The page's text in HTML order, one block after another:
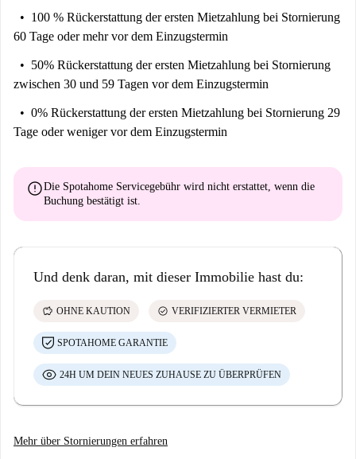
100 % Rückerstattung der ersten Mietzahlung bei Stornierung
60 Tage oder mehr vor dem Einzugstermin
50% Rückerstattung der ersten Mietzahlung bei Stornierung
zwischen 30 und 59 Tagen vor dem Einzugstermin
0% Rückerstattung der ersten Mietzahlung bei Stornierung 29
Tage oder weniger vor dem Einzugstermin
errorDie Spotahome Servicegebühr wird nicht erstattet, wenn die
Buchung bestätigt ist.
Und denk daran, mit dieser Immobilie hast du:
savings OHNE KAUTION check_circle VERIFIZIERTER VERMIETER
SPOTAHOME GARANTIE
24H UM DEIN NEUES ZUHAUSE ZU ÜBERPRÜFEN
Mehr über Stornierungen erfahren